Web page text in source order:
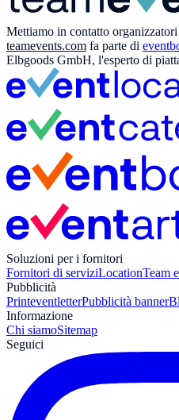
Mettiamo in contatto
teamevents.com fa parte di
Elbgoods GmbH, l'esperto di
Soluzioni per i fornitori
Fornitori di serviziLocationTeam
Pubblicità
PrinteventletterPubblicità banner
Informazione
Chi siamoSitemap
Seguici